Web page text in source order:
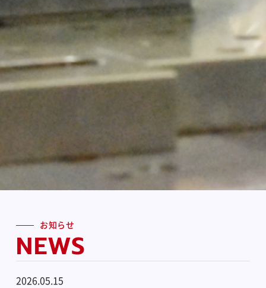
お知らせ
NEWS
2026.05.15